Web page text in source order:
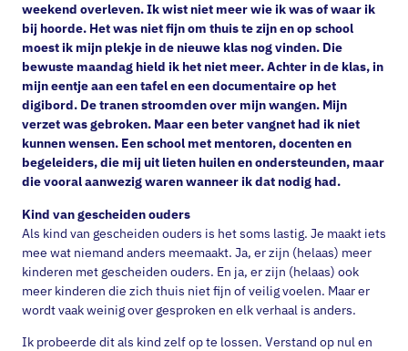
weekend overleven. Ik wist niet meer wie ik was of waar ik
bij hoorde. Het was niet fijn om thuis te zijn en op school
moest ik mijn plekje in de nieuwe klas nog vinden. Die
bewuste maandag hield ik het niet meer. Achter in de klas, in
mijn eentje aan een tafel en een documentaire op het
digibord. De tranen stroomden over mijn wangen. Mijn
verzet was gebroken. Maar een beter vangnet had ik niet
kunnen wensen. Een school met mentoren, docenten en
begeleiders, die mij uit lieten huilen en ondersteunden, maar
die vooral aanwezig waren wanneer ik dat nodig had.
Kind van gescheiden ouders
Als kind van gescheiden ouders is het soms lastig. Je maakt iets
mee wat niemand anders meemaakt. Ja, er zijn (helaas) meer
kinderen met gescheiden ouders. En ja, er zijn (helaas) ook
meer kinderen die zich thuis niet fijn of veilig voelen. Maar er
wordt vaak weinig over gesproken en elk verhaal is anders.
Ik probeerde dit als kind zelf op te lossen. Verstand op nul en